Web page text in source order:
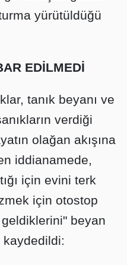
yürütüldüğü
EDİLMEDİ
tanık beyanı ve
verdiği
olağan akışına
iddianamede,
için evini terk
için otostop
beyan